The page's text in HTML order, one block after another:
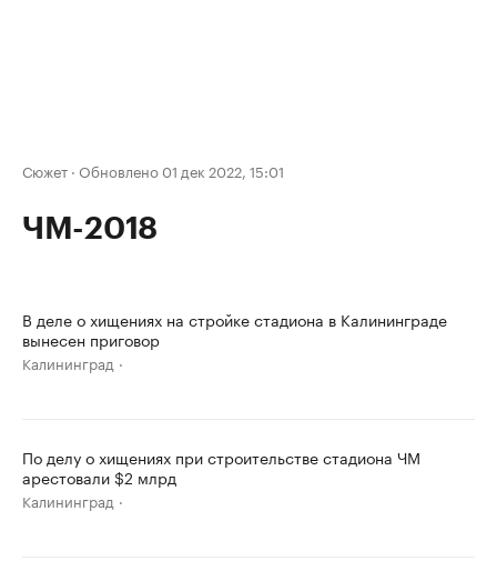
Сюжет · Обновлено 01 дек 2022, 15:01
ЧМ-2018
В деле о хищениях на стройке стадиона в Калининграде
вынесен приговор
Калининград
По делу о хищениях при строительстве стадиона ЧМ
арестовали $2 млрд
Калининград